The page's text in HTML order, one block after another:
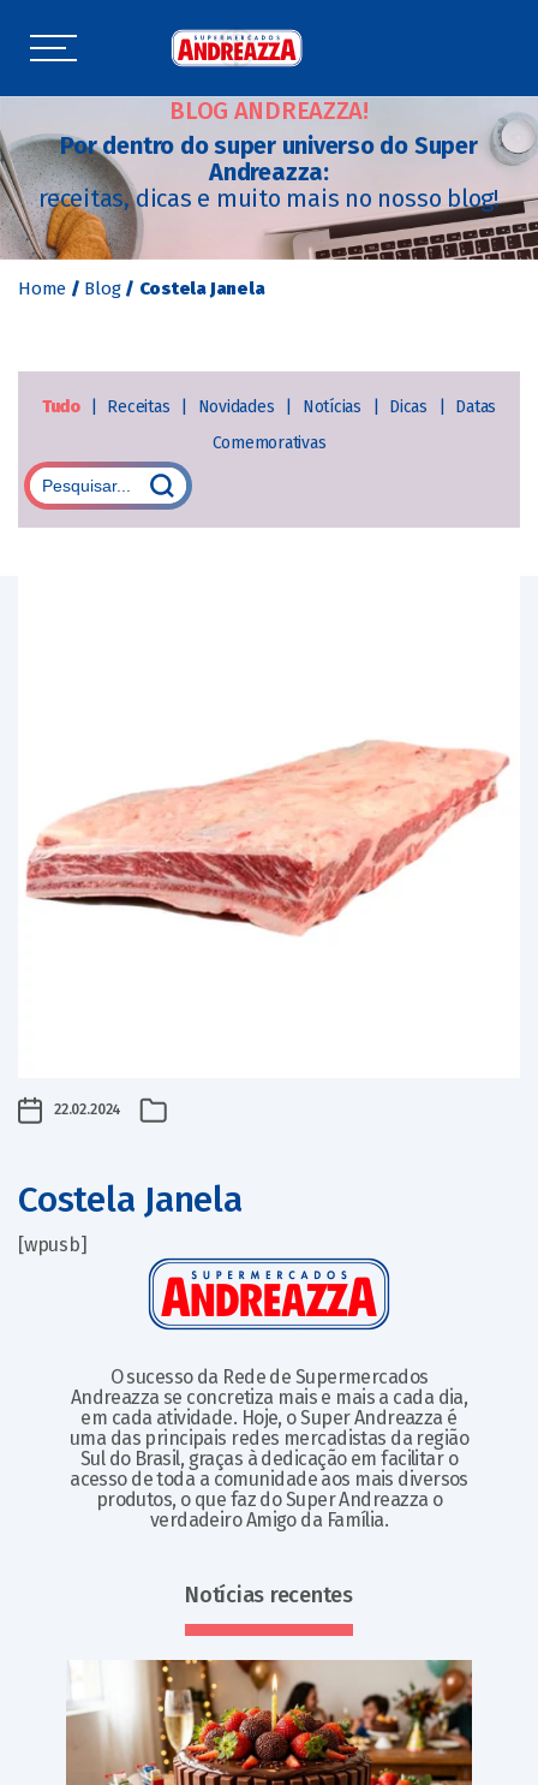
BLOG ANDREAZZA!
Por dentro do super universo do Super
Andreazza:
receitas, dicas e muito mais no nosso blog!
Home / Blog / Costela Janela
Tudo Receitas Novidades Notícias Dicas
Datas
Comemorativas
22.02.2024
Costela Janela
[wpusb]
O sucesso da Rede de Supermercados
Andreazza se concretiza mais e mais a cada dia,
em cada atividade. Hoje, o Super Andreazza é
uma das principais redes mercadistas da região
Sul do Brasil, graças à dedicação em facilitar o
acesso de toda a comunidade aos mais diversos
produtos, o que faz do Super Andreazza o
verdadeiro Amigo da Família.
Notícias recentes